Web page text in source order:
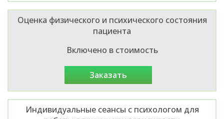
Оценка физического и психического состояния
пациента
Включено в стоимость
заказать
Индивидуальные сеансы с психологом для